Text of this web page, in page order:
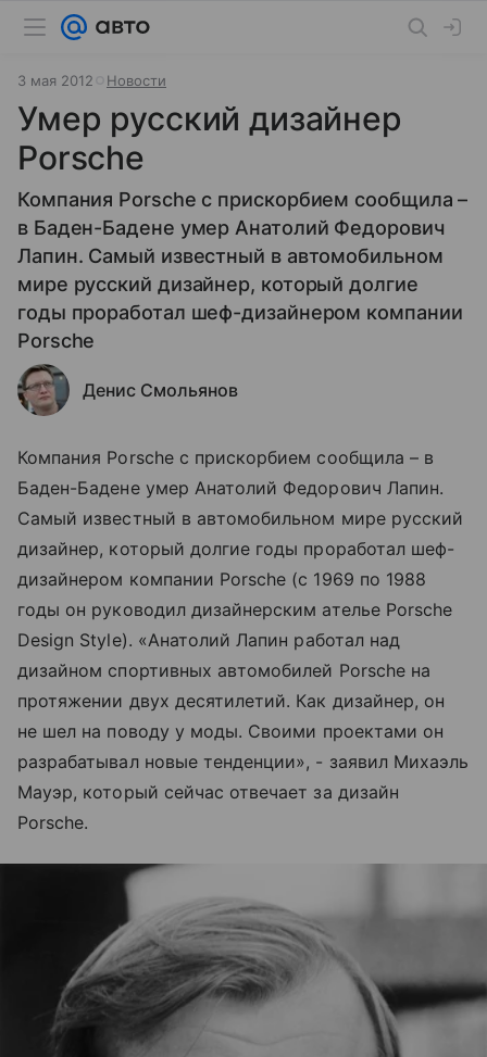
3 мая 2012 Новости
Умер русский дизайнер
Porsche
Компания Porsche с прискорбием сообщила –
в Баден-Бадене умер Анатолий Федорович
Лапин. Самый известный в автомобильном
мире русский дизайнер, который долгие
годы проработал шеф-дизайнером компании
Porsche
Денис Смольянов
Компания Porsche с прискорбием сообщила – в
Баден-Бадене умер Анатолий Федорович Лапин.
Самый известный в автомобильном мире русский
дизайнер, который долгие годы проработал шеф-
дизайнером компании Porsche (с 1969 по 1988
годы он руководил дизайнерским ателье Porsche
Design Style). «Анатолий Лапин работал над
дизайном спортивных автомобилей Porsche на
протяжении двух десятилетий. Как дизайнер, он
не шел на поводу у моды. Своими проектами он
разрабатывал новые тенденции», - заявил Михаэль
Мауэр, который сейчас отвечает за дизайн
Porsche.